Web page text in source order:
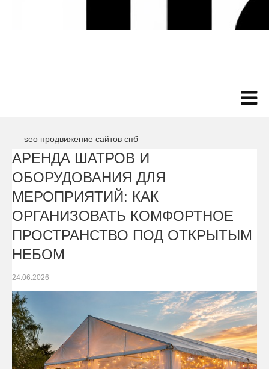
seo продвижение сайтов спб
АРЕНДА ШАТРОВ И
ОБОРУДОВАНИЯ ДЛЯ
МЕРОПРИЯТИЙ: КАК
ОРГАНИЗОВАТЬ КОМФОРТНОЕ
ПРОСТРАНСТВО ПОД ОТКРЫТЫМ
НЕБОМ
24.06.2026